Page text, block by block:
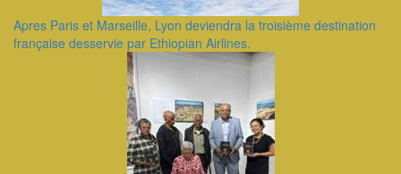
Apres Paris et Marseille, Lyon deviendra la troisième destination
française desservie par Ethiopian Airlines.